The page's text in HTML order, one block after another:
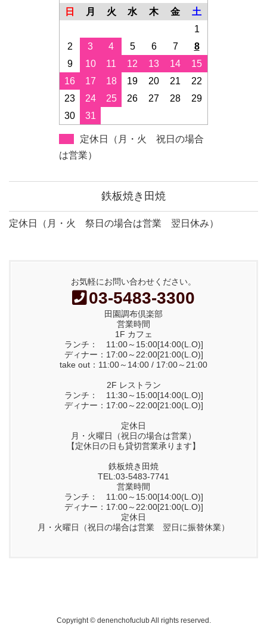
日
月 火 水 木 金
土
1
2
3 4 5 6 7
8
9
10 11 12 13 14
15
16
17 18 19 20 21
22
23
24 25 26 27 28
29
30
31
定休日（月・火 祝日の場合
は営業）
鉄板焼き田焼
定休日（月・火 祭日の場合は営業 翌日休み）
お気軽にお問い合わせください。
03-5483-3300
田園調布倶楽部
営業時間
1F カフェ
ランチ： 11:00～15:00[14:00(L.O)]
ディナー：17:00～22:00[21:00(L.O)]
take out：11:00～14:00 / 17:00～21:00
2F レストラン
ランチ： 11:30～15:00[14:00(L.O)]
ディナー：17:00～22:00[21:00(L.O)]
定休日
月・火曜日（祝日の場合は営業）
【定休日の日も貸切営業承ります】
鉄板焼き田焼
TEL:03-5483-7741
営業時間
ランチ： 11:00～15:00[14:00(L.O)]
ディナー：17:00～22:00[21:00(L.O)]
定休日
月・火曜日（祝日の場合は営業 翌日に振替休業）
Copyright © denenchofuclub All rights reserved.